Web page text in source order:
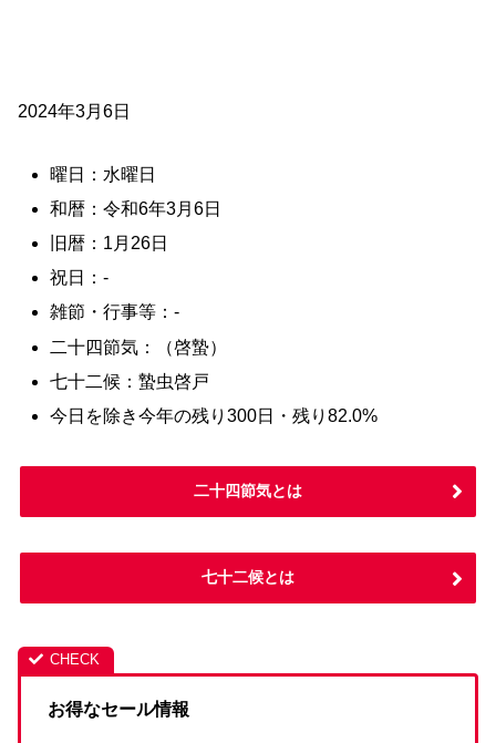
2024年3月6日
曜日：水曜日
和暦：令和6年3月6日
旧暦：1月26日
祝日：-
雑節・行事等：-
二十四節気：（啓蟄）
七十二候：蟄虫啓戸
今日を除き今年の残り300日・残り82.0%
二十四節気とは
七十二候とは
お得なセール情報